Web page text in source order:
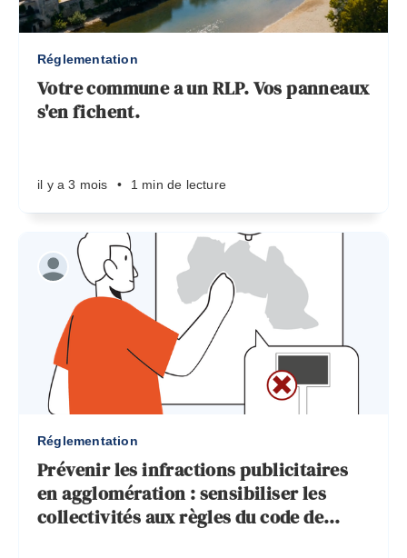
Réglementation
Votre commune a un RLP. Vos panneaux
s'en fichent.
il y a 3 mois • 1 min de lecture
Réglementation
Prévenir les infractions publicitaires
en agglomération : sensibiliser les
collectivités aux règles du code de…